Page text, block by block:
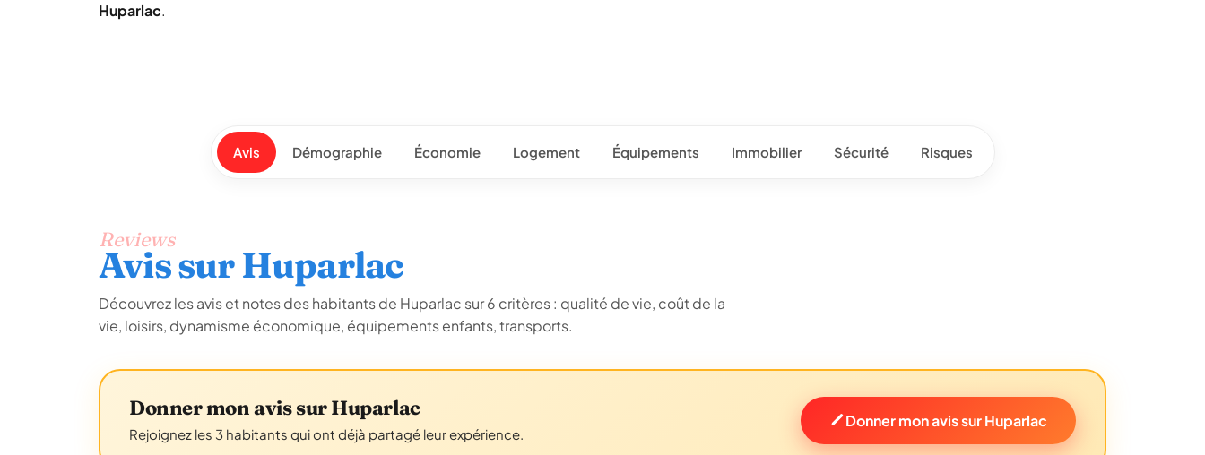
Huparlac.
Avis Démographie Économie Logement Équipements Immobilier Sécurité Risques
Reviews
Avis sur Huparlac
Découvrez les avis et notes des habitants de Huparlac sur 6 critères : qualité de vie, coût de la
vie, loisirs, dynamisme économique, équipements enfants, transports.
Donner mon avis sur Huparlac
Rejoignez les 3 habitants qui ont déjà partagé leur expérience.
Donner mon avis sur Huparlac